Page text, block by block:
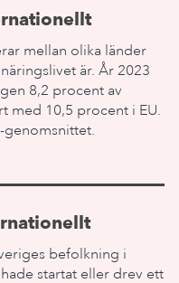
mellan olika länder
är. År 2023
8,2 procent av
med 10,5 procent i EU.
genomsnittet.
befolkning i
startat eller drev ett